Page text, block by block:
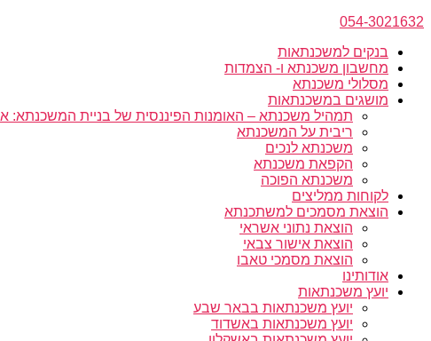
054-3021632
בנקים למשכנתאות
מחשבון משכנתא ו- הצמדות
מסלולי משכנתא
מושגים במשכנתאות
תמהיל משכנתא – האומנות הפיננסית של בניית המשכנתא:
ריבית על המשכנתא
משכנתא לנכים
הקפאת משכנתא
משכנתא הפוכה
לקוחות ממליצים
הוצאת מסמכים למשתכנתא
הוצאת נתוני אשראי
הוצאת אישור צבאי
הוצאת מסמכי טאבו
אודותינו
יועץ משכנתאות
יועץ משכנתאות בבאר שבע
יועץ משכנתאות באשדוד